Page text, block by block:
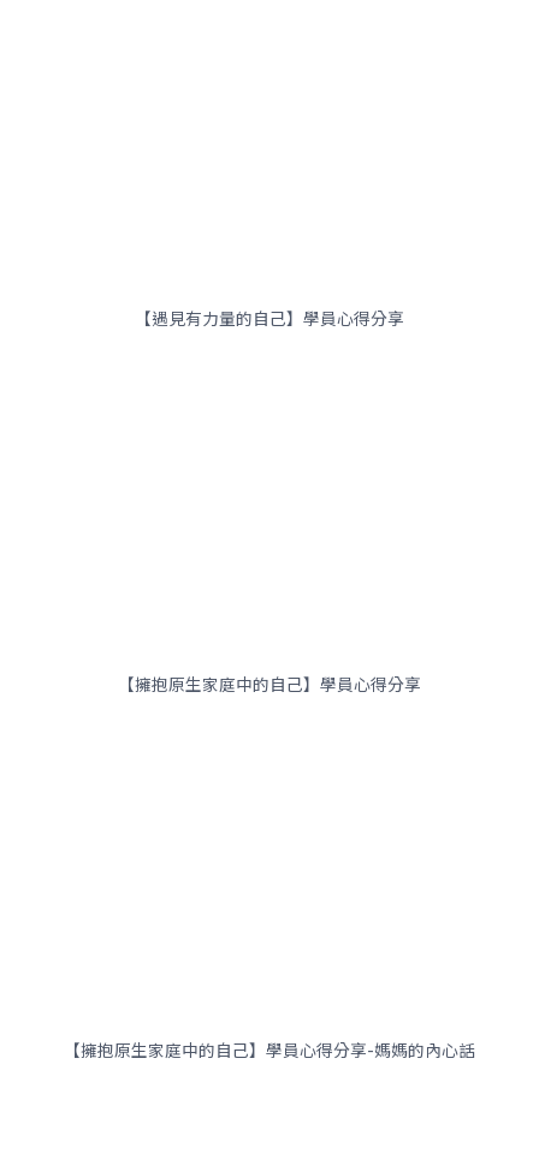
【遇見有力量的自己】學員心得分享
【擁抱原生家庭中的自己】學員心得分享
【擁抱原生家庭中的自己】學員心得分享-媽媽的內心話